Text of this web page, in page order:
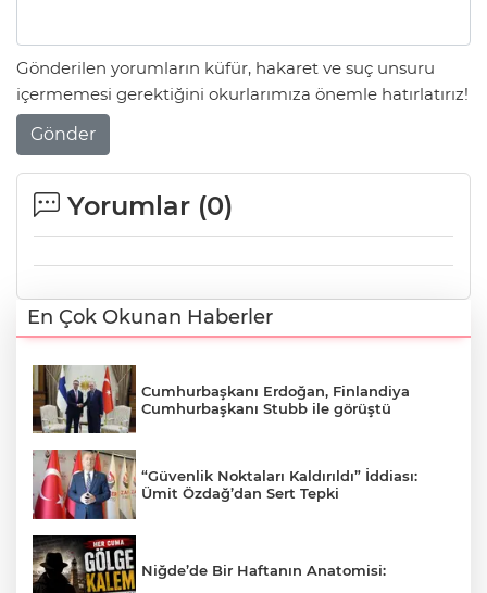
Gönderilen yorumların küfür, hakaret ve suç unsuru
içermemesi gerektiğini okurlarımıza önemle hatırlatırız!
Gönder
Yorumlar (0)
En Çok Okunan Haberler
Cumhurbaşkanı Erdoğan, Finlandiya
Cumhurbaşkanı Stubb ile görüştü
“Güvenlik Noktaları Kaldırıldı” İddiası:
Ümit Özdağ’dan Sert Tepki
Niğde’de Bir Haftanın Anatomisi: